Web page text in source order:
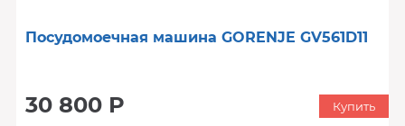
Посудомоечная машина GORENJE GV561D11
30 800 Р Купить